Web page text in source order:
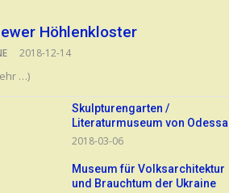
Höhlenkloster
2018-12-14
…)
Skulpturengarten /
Literaturmuseum von Odessa
2018-03-06
Museum für Volksarchitektur
und Brauchtum der Ukraine